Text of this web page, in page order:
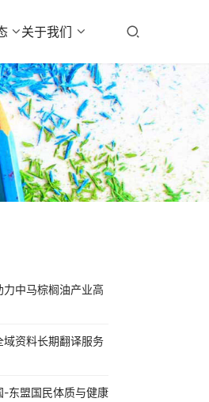
关于我们
中马棕榈油产业高
资料长期翻译服务
-东盟国民体质与健康